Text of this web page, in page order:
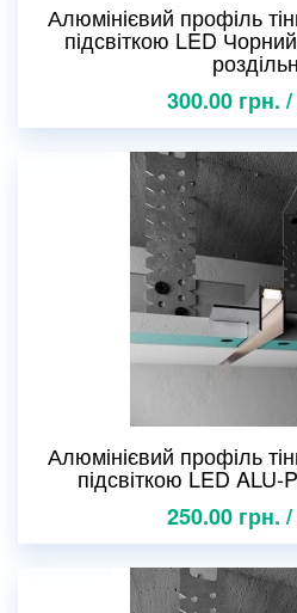
Алюмінієвий профіль
підсвіткою LED
300.00 грн.
Алюмінієвий профіль
підсвіткою LED ALU-
250.00 грн.